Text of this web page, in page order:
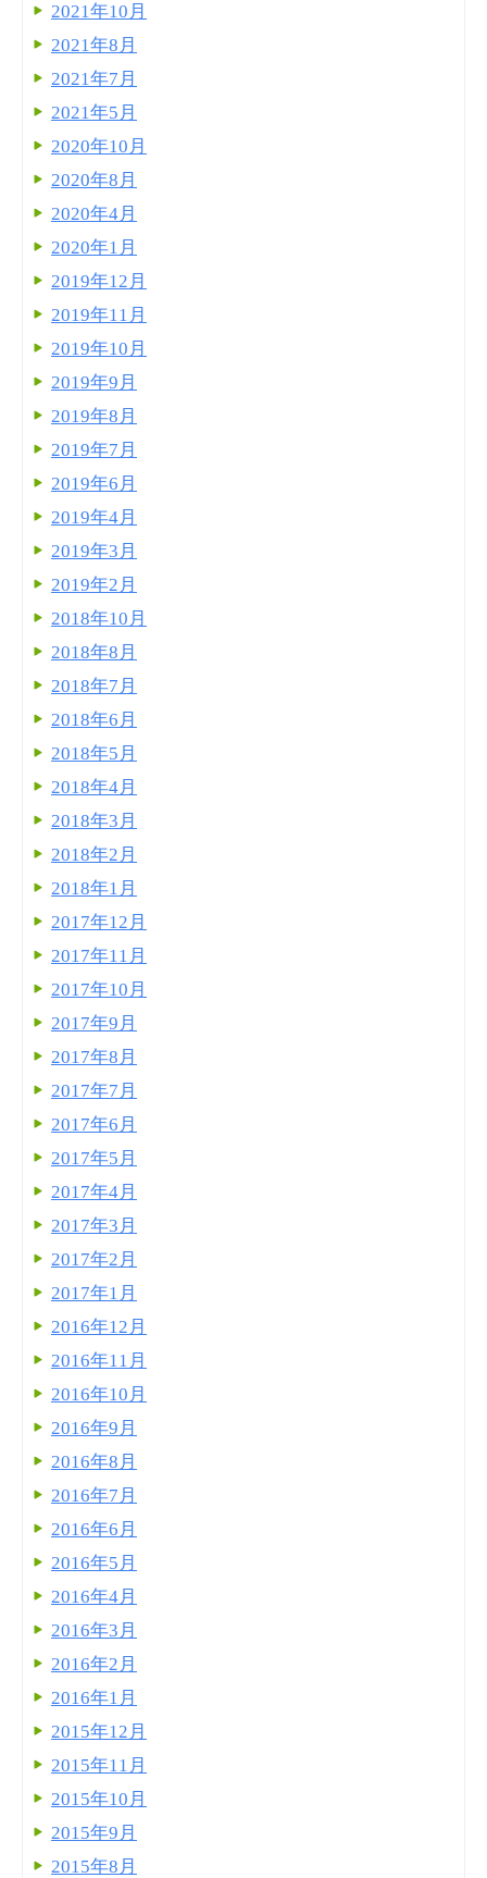
2021年10月
2021年8月
2021年7月
2021年5月
2020年10月
2020年8月
2020年4月
2020年1月
2019年12月
2019年11月
2019年10月
2019年9月
2019年8月
2019年7月
2019年6月
2019年4月
2019年3月
2019年2月
2018年10月
2018年8月
2018年7月
2018年6月
2018年5月
2018年4月
2018年3月
2018年2月
2018年1月
2017年12月
2017年11月
2017年10月
2017年9月
2017年8月
2017年7月
2017年6月
2017年5月
2017年4月
2017年3月
2017年2月
2017年1月
2016年12月
2016年11月
2016年10月
2016年9月
2016年8月
2016年7月
2016年6月
2016年5月
2016年4月
2016年3月
2016年2月
2016年1月
2015年12月
2015年11月
2015年10月
2015年9月
2015年8月